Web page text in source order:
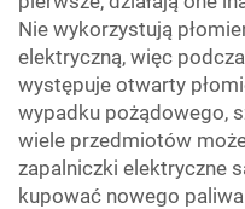
Nie wykorzystują
elektryczną, więc
występuje otwarty
wypadku pożądowego,
wiele przedmiotów
zapalniczki elektryczne
kupować nowego